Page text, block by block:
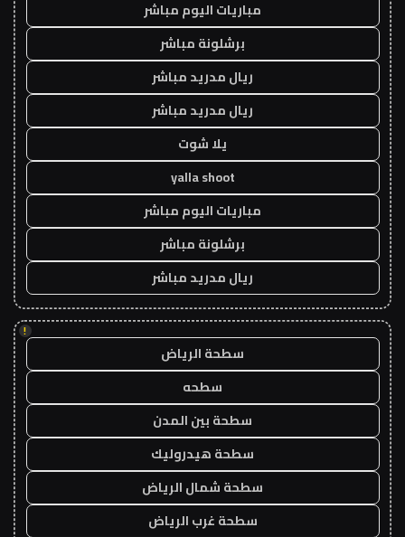
مباريات اليوم مباشر
برشلونة مباشر
ريال مدريد مباشر
ريال مدريد مباشر
يلا شوت
yalla shoot
مباريات اليوم مباشر
برشلونة مباشر
ريال مدريد مباشر
!
سطحة الرياض
سطحه
سطحة بين المدن
سطحة هيدروليك
سطحة شمال الرياض
سطحة غرب الرياض